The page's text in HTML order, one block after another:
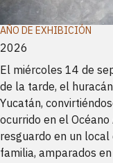
AÑO DE EXHIBICIÓN
2026
El miércoles 14 de
de la tarde, el
Yucatán,
ocurrido en el
resguardo en un
familia, amparados